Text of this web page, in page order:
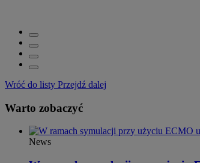
Wróć do listy Przejdź dalej
Warto zobaczyć
News